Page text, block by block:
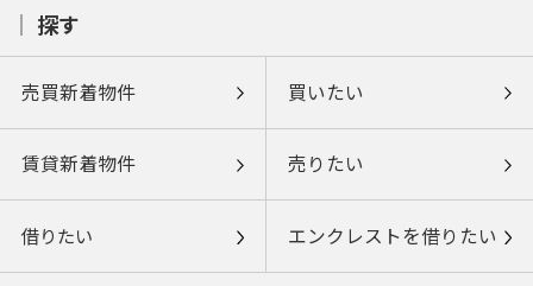
探す
売買新着物件 買いたい
賃貸新着物件 売りたい
借りたい エンクレストを借りたい